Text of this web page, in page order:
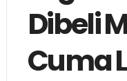
Dibeli
Cuma